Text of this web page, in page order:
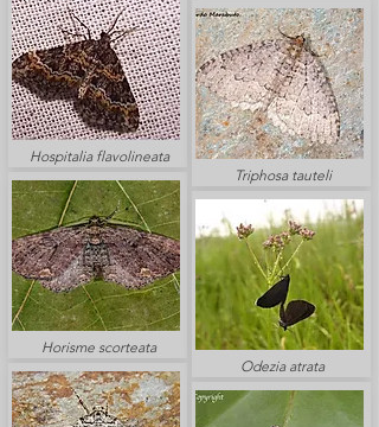
Hospitalia flavolineata
Horisme scorteata
Triphosa tauteli
Odezia atrata